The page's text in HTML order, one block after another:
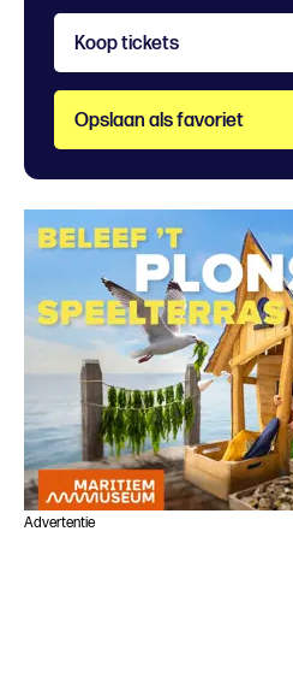
Koop tickets
Opslaan als favoriet
Advertentie